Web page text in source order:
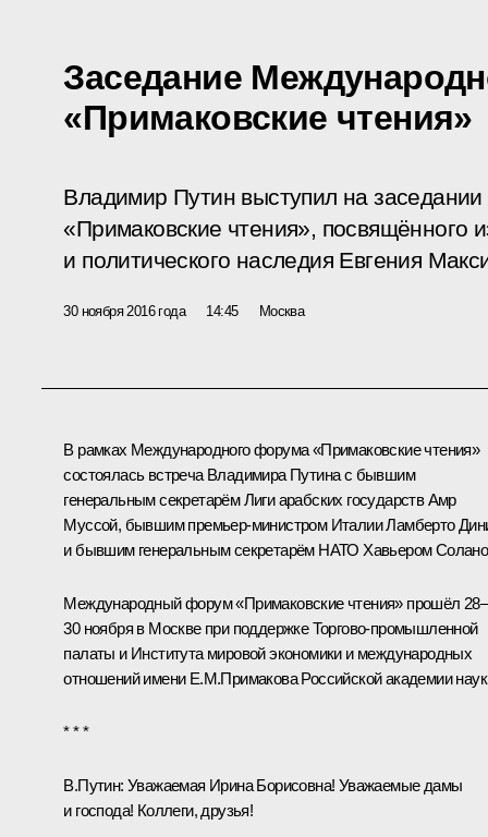
Заседание
«Примаковские чтения»
Владимир Путин выступил на
«Примаковские чтения», посвящённого
и политического наследия Евгения
30 ноября 2016 года 14:45 Москва
В рамках Международного форума «Примаковские чтения»
состоялась встреча Владимира Путина с бывшим
генеральным секретарём Лиги арабских государств Амр
Муссой, бывшим премьер-министром Италии Ламберто
и бывшим генеральным секретарём НАТО Хавьером
Международный форум «Примаковские чтения» прошёл 28–
30 ноября в Москве при поддержке Торгово-промышленной
палаты и Института мировой экономики и международных
отношений имени Е.М.Примакова Российской академии
* * *
В.Путин: Уважаемая Ирина Борисовна! Уважаемые дамы
и господа! Коллеги, друзья!